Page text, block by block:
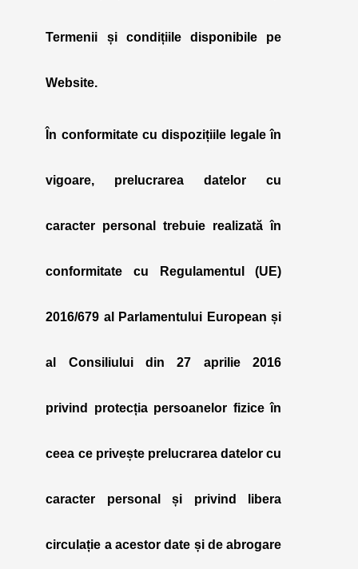
Termenii și condițiile disponibile pe
Website.
În conformitate cu dispozițiile legale în
vigoare, prelucrarea datelor cu
caracter personal trebuie realizată în
conformitate cu Regulamentul (UE)
2016/679 al Parlamentului European și
al Consiliului din 27 aprilie 2016
privind protecția persoanelor fizice în
ceea ce privește prelucrarea datelor cu
caracter personal și privind libera
circulație a acestor date și de abrogare